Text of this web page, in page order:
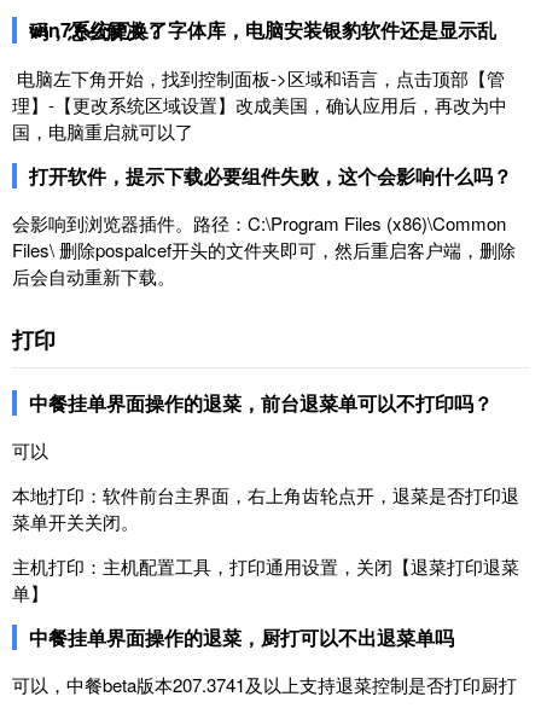
win7系统更换了字体库，电脑安装银豹软件还是显示乱码，怎么解决？
电脑左下角开始，找到控制面板->区域和语言，点击顶部【管
理】-【更改系统区域设置】改成美国，确认应用后，再改为中
国，电脑重启就可以了
打开软件，提示下载必要组件失败，这个会影响什么吗？
会影响到浏览器插件。路径：C:\Program Files (x86)\Common
Files\ 删除pospalcef开头的文件夹即可，然后重启客户端，删除
后会自动重新下载。
打印
中餐挂单界面操作的退菜，前台退菜单可以不打印吗？
可以
本地打印：软件前台主界面，右上角齿轮点开，退菜是否打印退
菜单开关关闭。
主机打印：主机配置工具，打印通用设置，关闭【退菜打印退菜
单】
中餐挂单界面操作的退菜，厨打可以不出退菜单吗
可以，中餐beta版本207.3741及以上支持退菜控制是否打印厨打